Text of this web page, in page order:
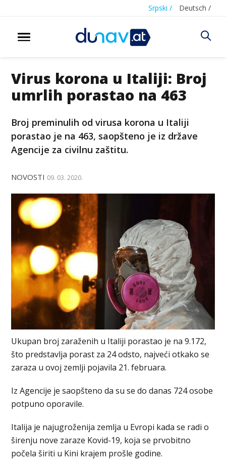
Srpski / Deutsch /
Virus korona u Italiji: Broj
umrlih porastao na 463
Broj preminulih od virusa korona u Italiji
porastao je na 463, saopšteno je iz države
Agencije za civilnu zaštitu.
NOVOSTI 09. 03. 2020.
Ukupan broj zaraženih u Italiji porastao je na 9.172,
što predstavlja porast za 24 odsto, najveći otkako se
zaraza u ovoj zemlji pojavila 21. februara.
Iz Agencije je saopšteno da su se do danas 724 osobe
potpuno oporavile.
Italija je najugroženija zemlja u Evropi kada se radi o
širenju nove zaraze Kovid-19, koja se prvobitno
počela širiti u Kini krajem prošle godine.